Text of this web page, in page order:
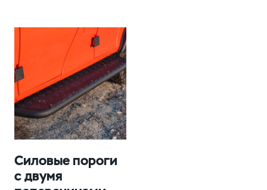
Силовые пороги
с двумя